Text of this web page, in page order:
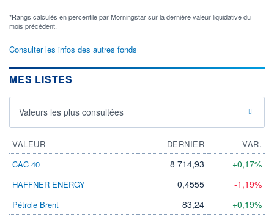
*Rangs calculés en percentile par Morningstar sur la dernière valeur liquidative du
mois précédent.
Consulter les infos des autres fonds
MES LISTES
Valeurs les plus consultées
VALEUR DERNIER
VAR.
CAC 40
8 714,93 +0,17%
HAFFNER ENERGY 0,4555 -1,19%
Pétrole Brent 83,24 +0,19%